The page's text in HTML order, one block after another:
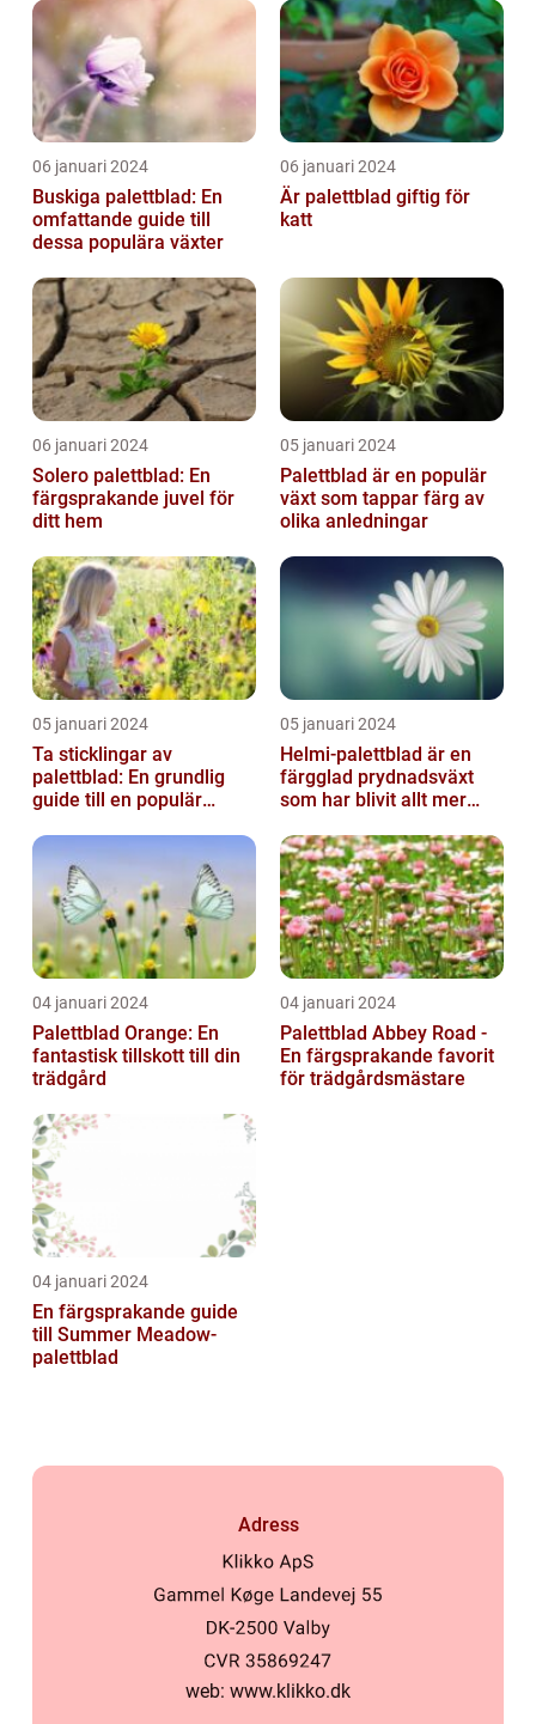
06 januari 2024
Buskiga palettblad: En
omfattande guide till
dessa populära växter
06 januari 2024
Är palettblad giftig för
katt
06 januari 2024
Solero palettblad: En
färgsprakande juvel för
ditt hem
05 januari 2024
Palettblad är en populär
växt som tappar färg av
olika anledningar
05 januari 2024
Ta sticklingar av
palettblad: En grundlig
guide till en populär
05 januari 2024
Helmi-palettblad är en
färgglad prydnadsväxt
som har blivit allt mer
trädgårdsentusias...
04 januari 2024
Palettblad Orange: En
fantastisk tillskott till din
trädgård
04 januari 2024
Palettblad Abbey Road -
En färgsprakande favorit
för trädgårdsmästare
04 januari 2024
En färgsprakande guide
till Summer Meadow-
palettblad
Adress
web: www.klikko.dk